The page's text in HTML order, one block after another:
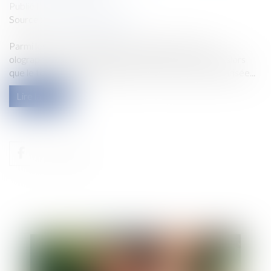
Publié le :
Source :
Parmi les formes possibles de testament, la forme
olographique est celle qui présente le plus de risques alors
que le testament authentique est la forme la plus sécurisée...
Lire la suite